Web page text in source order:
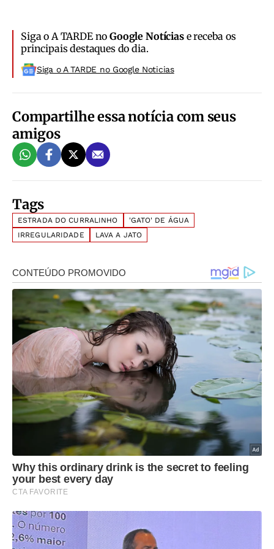
Siga o A TARDE noGoogle Notíciase receba os
principais destaques do dia.
Siga o A TARDE no Google Noticias
Compartilhe essa notícia com seus
amigos
Tags
ESTRADA DO CURRALINHO
'GATO' DE ÁGUA
IRREGULARIDADE
LAVA A JATO